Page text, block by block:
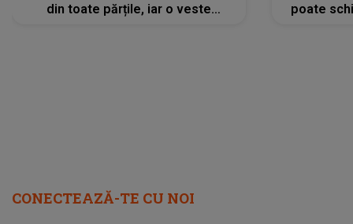
din toate părțile, iar o veste
poate
CONECTEAZĂ-TE CU NOI